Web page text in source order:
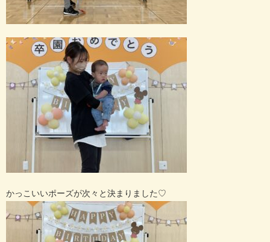
かっこいいポーズが次々と決まりました♡